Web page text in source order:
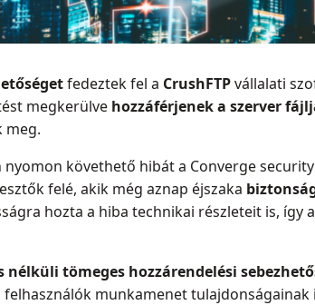
fedeztek fel a CrushFTPvállalati
megkerülve hozzáférjenek a szerver
meg.
nyomon követhető hibát a Converge
felé, akik még aznap éjszaka
hozta a hiba technikai részleteit is, így
nélküli tömeges hozzárendelési
munkamenet tulajdonságainak